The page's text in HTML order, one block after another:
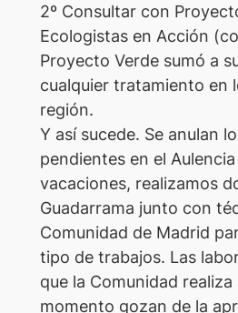
2º Consultar con
Ecologistas en Acción
Proyecto Verde sumó a
cualquier tratamiento en
región.
Y así sucede. Se anulan
pendientes en el
vacaciones, realizamos
Guadarrama junto con
Comunidad de Madrid
tipo de trabajos. Las
que la Comunidad
momento gozan de la